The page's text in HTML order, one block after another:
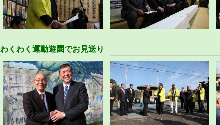
わくわく運動遊園でお見送り